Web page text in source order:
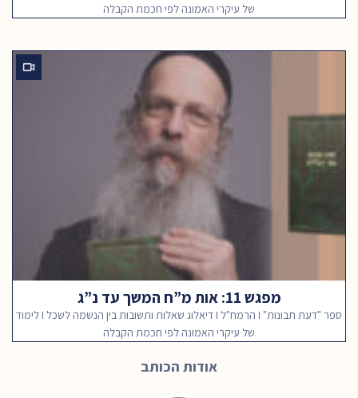
של עיקרי האמונה לפי חכמת הקבלה
מפגש 11: אות מ”ח המשך עד נ”ג
ספר "דעת תבונות" I הרמח"ל I דיאלוג שאלות ותשובות בין הנשמה לשכל I לימוד
של עיקרי האמונה לפי חכמת הקבלה
אודות הכותב